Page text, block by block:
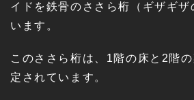
イドを鉄骨のささら桁（ギザギザ
います。
このささら桁は、1階の床と2階
定されています。